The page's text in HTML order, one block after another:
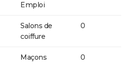
Emploi
Salons de
coiffure
0
Maçons 0